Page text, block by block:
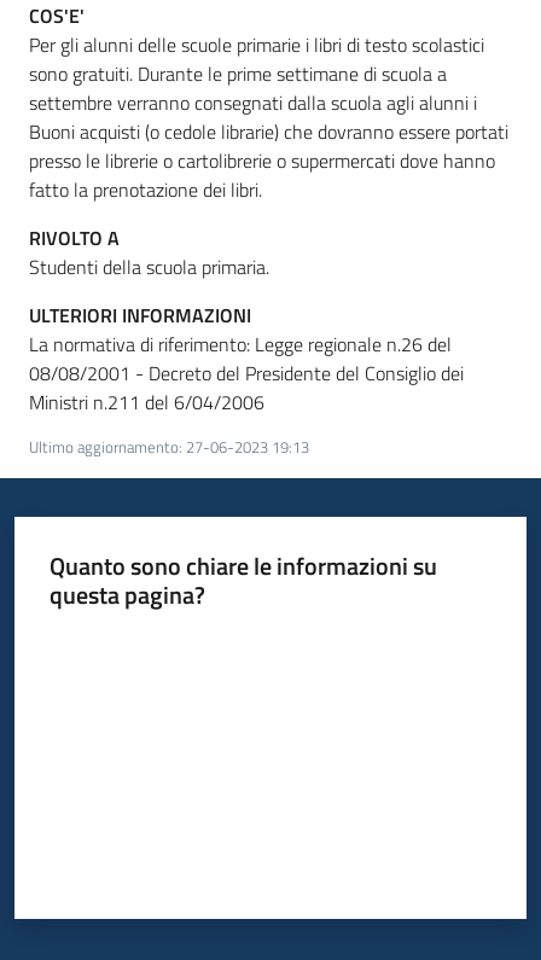
Newsletter
COS'E'
Per gli alunni delle scuole primarie i libri di testo scolastici
sono gratuiti. Durante le prime settimane di scuola a
settembre verranno consegnati dalla scuola agli alunni i
Buoni acquisti (o cedole librarie) che dovranno essere portati
presso le librerie o cartolibrerie o supermercati dove hanno
fatto la prenotazione dei libri.
RIVOLTO A
Studenti della scuola primaria.
ULTERIORI INFORMAZIONI
La normativa di riferimento: Legge regionale n.26 del
08/08/2001 - Decreto del Presidente del Consiglio dei
Ministri n.211 del 6/04/2006
Ultimo aggiornamento: 27-06-2023 19:13
Quanto sono chiare le informazioni su
questa pagina?